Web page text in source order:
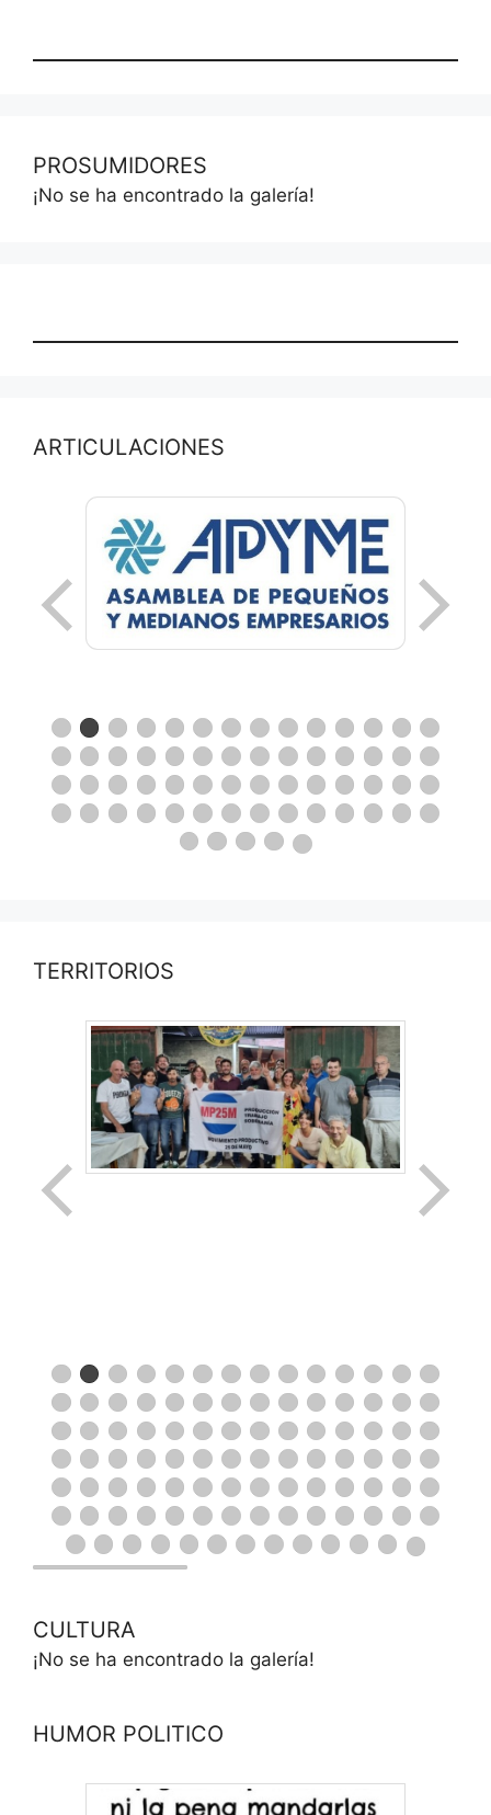
PROSUMIDORES
¡No se ha encontrado la galería!
ARTICULACIONES
TERRITORIOS
CULTURA
¡No se ha encontrado la galería!
HUMOR POLITICO